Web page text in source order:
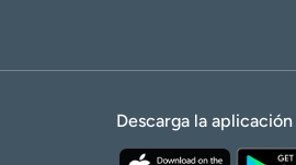
Descarga la